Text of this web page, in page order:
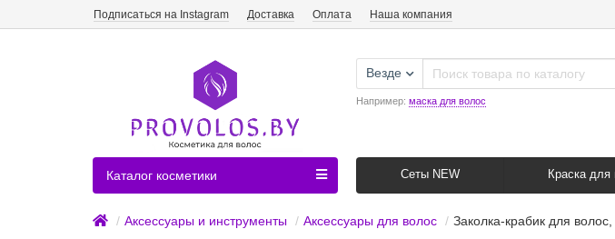
Подписаться на Instagram Доставка Оплата Наша компания
Везде
Например: маска для волос
Сеты NEW Краска для
Каталог косметики
Аксессуары и инструменты Аксессуары для волос Заколка-крабик для